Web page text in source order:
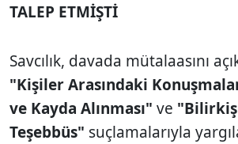
TALEP ETMİŞTİ
Savcılık, davada mütalaasını
"Kişiler Arasındaki
ve Kayda Alınması" ve
Teşebbüs" suçlamalarıyla